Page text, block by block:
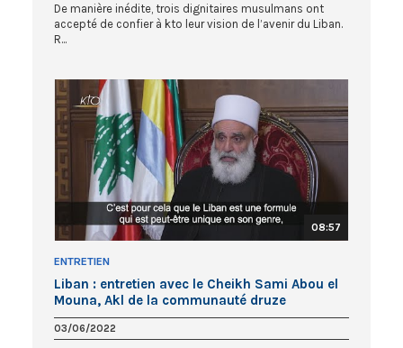
De manière inédite, trois dignitaires musulmans ont
accepté de confier à kto leur vision de l’avenir du Liban.
R...
08:57
ENTRETIEN
Liban : entretien avec le Cheikh Sami Abou el
Mouna, Akl de la communauté druze
03/06/2022